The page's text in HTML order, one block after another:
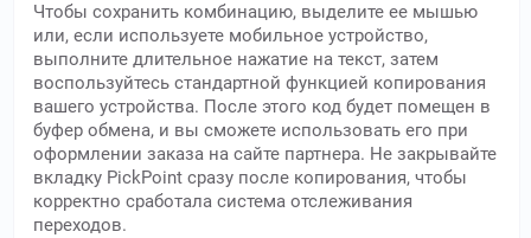
Чтобы сохранить комбинацию, выделите ее мышью
или, если используете мобильное устройство,
выполните длительное нажатие на текст, затем
воспользуйтесь стандартной функцией копирования
вашего устройства. После этого код будет помещен в
буфер обмена, и вы сможете использовать его при
оформлении заказа на сайте партнера. Не закрывайте
вкладку PickPoint сразу после копирования, чтобы
корректно сработала система отслеживания
переходов.